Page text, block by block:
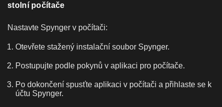
stolní počítače
Nastavte Spynger v počítači:
Otevřete stažený instalační soubor Spynger.
Postupujte podle pokynů v aplikaci pro počítače.
Po dokončení spusťte aplikaci v počítači a přihlaste se k
účtu Spynger.